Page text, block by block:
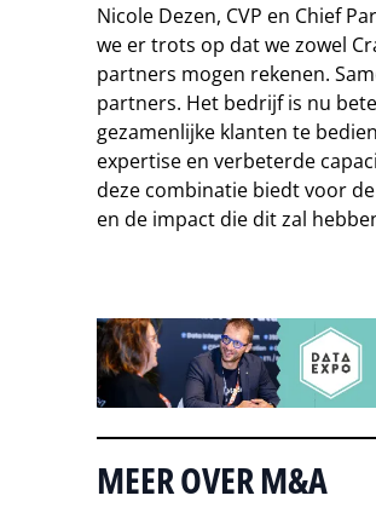
Nicole Dezen, CVP en Chief
we er trots op dat we zowel
partners mogen rekenen.
partners. Het bedrijf is nu
gezamenlijke klanten te
expertise en verbeterde
deze combinatie biedt voor
en de impact die dit zal
MEER OVER M&A